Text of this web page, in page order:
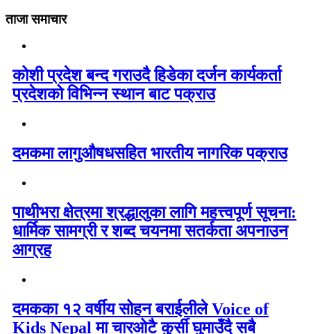
ताजा समाचार
कोशी प्रदेश बन्द गराउदै हिडेका दर्जन कार्यकर्ता
प्रदेशको विभिन्न स्थान बाट पक्राउ
दमकमा लागुऔषधसहित भारतीय नागरिक पक्राउ
पाथीभरा क्षेत्रमा श्रद्धालुका लागि महत्त्वपूर्ण सूचना:
धार्मिक सामग्री र शब्द चयनमा सतर्कता अपनाउन
आग्रह
दमकका १२ वर्षीय सोहन बराईलीले Voice of
Kids Nepal मा चारओटै कुर्सी घुमाउँदै सबै